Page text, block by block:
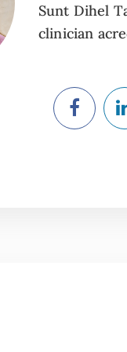
Sunt Dihel
clinician